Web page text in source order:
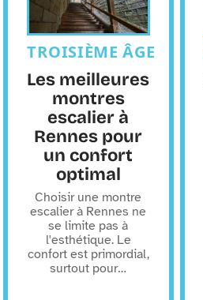
TROISIÈME ÂGE
Les meilleures
montres
escalier à
Rennes pour
un confort
optimal
Choisir une montre
escalier à Rennes ne
se limite pas à
l'esthétique. Le
confort est primordial,
surtout pour…